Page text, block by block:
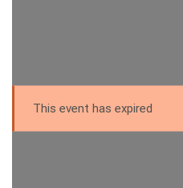
This event has expired